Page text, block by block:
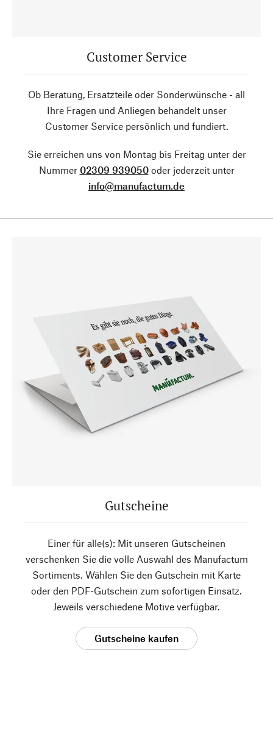
Customer Service
Ob Beratung, Ersatzteile oder Sonderwünsche - all
Ihre Fragen und Anliegen behandelt unser
Customer Service persönlich und fundiert.
Sie erreichen uns von Montag bis Freitag unter der
Nummer 02309 939050oder jederzeit unter
info@manufactum.de
Gutscheine
Einer für alle(s): Mit unseren Gutscheinen
verschenken Sie die volle Auswahl des Manufactum
Sortiments. Wählen Sie den Gutschein mit Karte
oder den PDF-Gutschein zum sofortigen Einsatz.
Jeweils verschiedene Motive verfügbar.
Gutscheine kaufen